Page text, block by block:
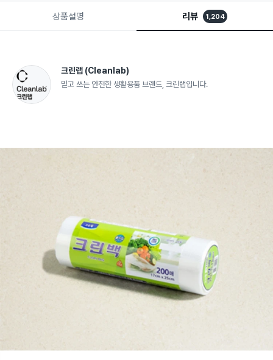
상품설명 리뷰 1,204
크린랩 (Cleanlab)
믿고 쓰는 안전한 생활용품 브랜드, 크린랩입니다.